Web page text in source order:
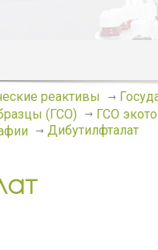
реактивы
(ГСО)
ГСО
Дибутилфталат